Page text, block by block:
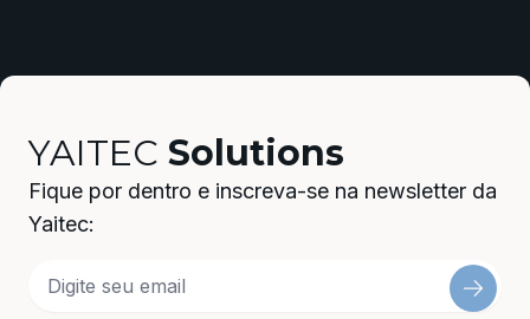
YAITEC Solutions
Fique por dentro e inscreva-se na newsletter da
Yaitec: